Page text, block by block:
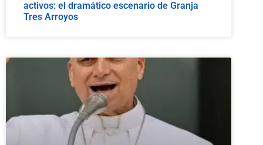
activos: el dramático escenario de Granja
Tres Arroyos